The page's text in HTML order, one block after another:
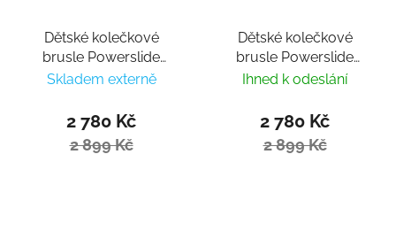
Dětské kolečkové
brusle Powerslide
Stargaze Dusk
Skladem externě
2 780 Kč
2 899 Kč
Dětské kolečkové
brusle Powerslide
Stargaze Aqua
Ihned k odeslání
2 780 Kč
2 899 Kč